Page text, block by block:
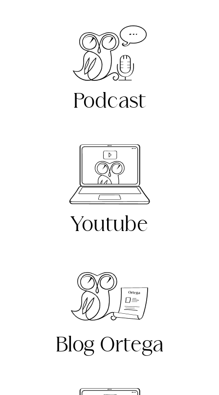
Podcast
Youtube
Blog Ortega